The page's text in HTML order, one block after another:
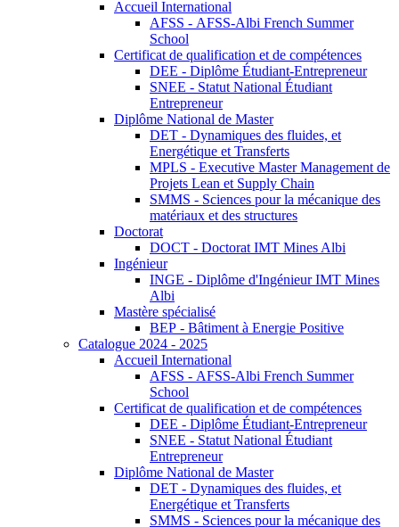
Accueil International
AFSS - AFSS-Albi French Summer
School
Certificat de qualification et de compétences
DEE - Diplôme Étudiant-Entrepreneur
SNEE - Statut National Étudiant
Entrepreneur
Diplôme National de Master
DET - Dynamiques des fluides, et
Energétique et Transferts
MPLS - Executive Master Management de
Projets Lean et Supply Chain
SMMS - Sciences pour la mécanique des
matériaux et des structures
Doctorat
DOCT - Doctorat IMT Mines Albi
Ingénieur
INGE - Diplôme d'Ingénieur IMT Mines
Albi
Mastère spécialisé
BEP - Bâtiment à Energie Positive
Catalogue 2024 - 2025
Accueil International
AFSS - AFSS-Albi French Summer
School
Certificat de qualification et de compétences
DEE - Diplôme Étudiant-Entrepreneur
SNEE - Statut National Étudiant
Entrepreneur
Diplôme National de Master
DET - Dynamiques des fluides, et
Energétique et Transferts
SMMS - Sciences pour la mécanique des